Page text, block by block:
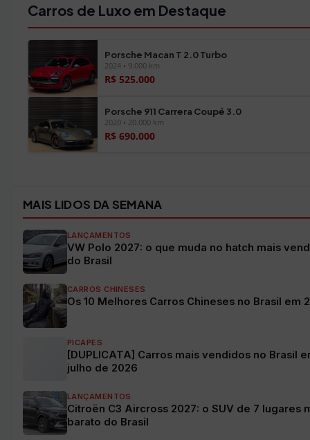
Carros de Luxo em Destaque
Porsche Macan T 2.0 Turbo
2024 • 9.000 km
R$ 525.000
Porsche 911 Carrera Coupé 3.0
2020 • 20.000 km
R$ 690.000
MAIS LIDOS DA SEMANA
LANÇAMENTOS
VW Polo 2027: o que muda no hatch mais
do Brasil
CARROS CHINESES
Os 10 Melhores Carros Chineses no Brasil em
PICAPES
[DUPLICATA] Carros mais vendidos no Brasil
julho de 2026
LANÇAMENTOS
Citroën C3 Aircross 2027: o SUV de 7 lugares
barato do Brasil